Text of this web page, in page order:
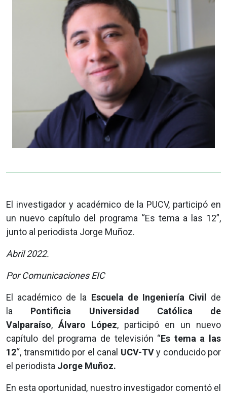
El investigador y académico de la PUCV, participó en
un nuevo capítulo del programa “Es tema a las 12”,
junto al periodista Jorge Muñoz.
Abril 2022.
Por Comunicaciones EIC
El académico de la Escuela de Ingeniería Civil
de
la Pontificia Universidad Católica de
Valparaíso, Álvaro López, participó en un nuevo
capítulo del programa de televisión “Es tema a las
12“, transmitido por el canal UCV-TVy conducido por
el periodista Jorge Muñoz.
En esta oportunidad, nuestro investigador comentó el